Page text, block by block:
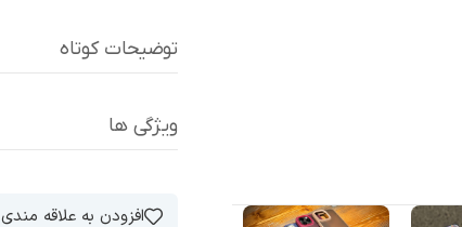
توضیحات کوتاه
ویژگی ها
افزودن به علاقه مندی